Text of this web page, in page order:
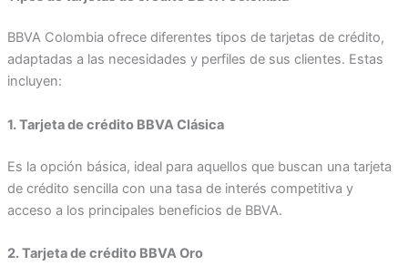
BBVA Colombia ofrece diferentes tipos de tarjetas de crédito,
adaptadas a las necesidades y perfiles de sus clientes. Estas
incluyen:
1. Tarjeta de crédito BBVA Clásica
Es la opción básica, ideal para aquellos que buscan una tarjeta
de crédito sencilla con una tasa de interés competitiva y
acceso a los principales beneficios de BBVA.
2. Tarjeta de crédito BBVA Oro